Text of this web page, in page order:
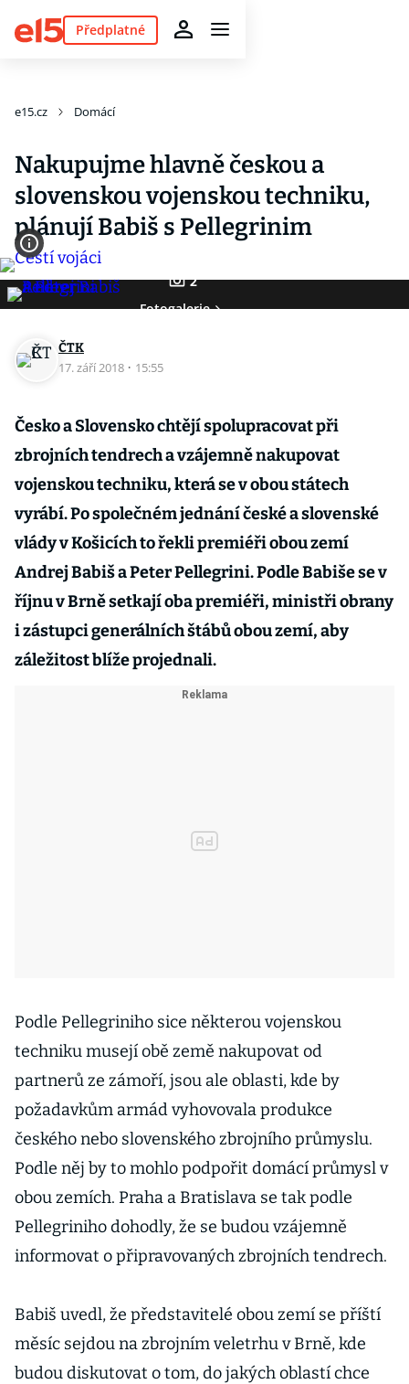
Předplatné
e15.cz Domácí
Nakupujme hlavně českou a
slovenskou vojenskou techniku,
plánují Babiš s Pellegrinim
2
Fotogalerie
ČTK
17. září 2018 · 15:55
Česko a Slovensko chtějí spolupracovat při
zbrojních tendrech a vzájemně nakupovat
vojenskou techniku, která se v obou státech
vyrábí. Po společném jednání české a slovenské
vlády v Košicích to řekli premiéři obou zemí
Andrej Babiš a Peter Pellegrini. Podle Babiše se v
říjnu v Brně setkají oba premiéři, ministři obrany
i zástupci generálních štábů obou zemí, aby
záležitost blíže projednali.
Podle Pellegriniho sice některou vojenskou
techniku musejí obě země nakupovat od
partnerů ze zámoří, jsou ale oblasti, kde by
požadavkům armád vyhovovala produkce
českého nebo slovenského zbrojního průmyslu.
Podle něj by to mohlo podpořit domácí průmysl v
obou zemích. Praha a Bratislava se tak podle
Pellegriniho dohodly, že se budou vzájemně
informovat o připravovaných zbrojních tendrech.
Babiš uvedl, že představitelé obou zemí se příští
měsíc sejdou na zbrojním veletrhu v Brně, kde
budou diskutovat o tom, do jakých oblastí chce